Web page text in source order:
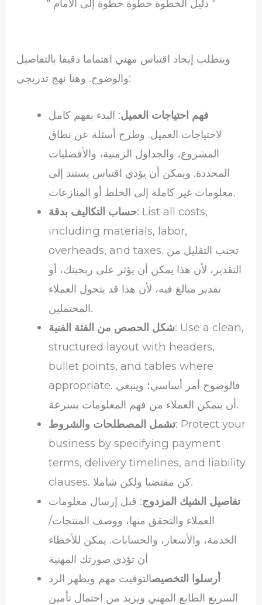
" دليل الخطوة خطوة خطوة إلى الأمام "
ويتطلب إيجاد اقتباس مهني اهتماما دقيقا بالتفاصيل
والوضوح. وهنا نهج تدريجي:
فهم احتياجات العميل: البدء بفهم كامل
لاحتياجات العميل. وطرح أسئلة عن نطاق
المشروع، والجداول الزمنية، والأفضليات
المحددة. ويمكن أن يؤدي اقتباس يستند إلى
معلومات غير كاملة إلى الخلط أو المنازعات.
حساب التكاليف بدقة: List all costs,
including materials, labor,
overheads, and taxes. تجنب التقليل من
التقدير، لأن هذا يمكن أن يؤثر على ربحيتك، أو
تقدير مبالغ فيه، لأن هذا قد يتحول العملاء
المحتملين.
شكل الحصص من الفئة الفنية: Use a clean,
structured layout with headers,
bullet points, and tables where
appropriate. فالوضوح أمر أساسي؛ وينبغي
أن يتمكن العملاء من فهم المعلومات بسرعة.
تشمل المصطلحات والشروط: Protect your
business by specifying payment
terms, delivery timelines, and liability
clauses. كن مقتضبا ولكن شاملا.
تفاصيل الشيك المزدوج: قبل إرسال معلومات
العملاء والتحقق منها، ووصف المنتجات/
الخدمة، والأسعار، والحسابات. يمكن للأخطاء
أن تؤذي صورتك المهنية
أرسلوا التخصيصالتوقيت مهم ويظهر الرد
السريع الطابع المهني ويزيد من احتمال تأمين